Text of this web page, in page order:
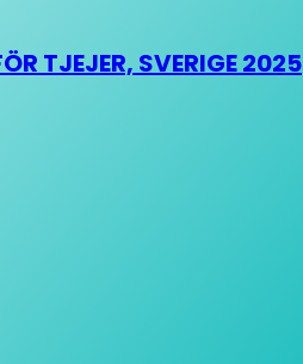
TJEJER, SVERIGE 2025